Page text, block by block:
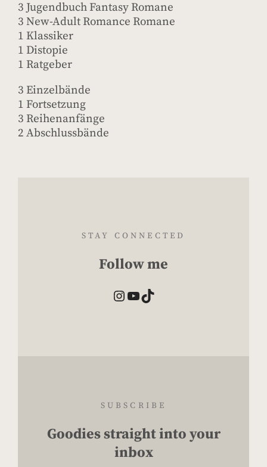
3 Jugendbuch Fantasy Romane
3 New-Adult Romance Romane
1 Klassiker
1 Distopie
1 Ratgeber
3 Einzelbände
1 Fortsetzung
3 Reihenanfänge
2 Abschlussbände
STAY CONNECTED
Follow me
InstagramYouTube TikTok
SUBSCRIBE
Goodies straight into your
inbox